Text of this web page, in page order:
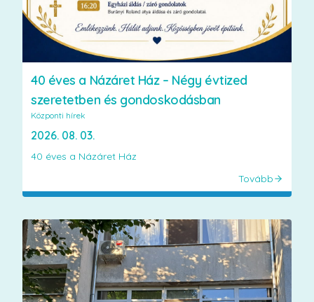
40 éves a Názáret Ház – Négy évtized
szeretetben és gondoskodásban
Központi hírek
2026. 08. 03.
40 éves a Názáret Ház
Tovább